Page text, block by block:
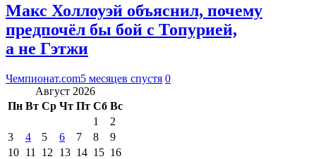
Макс Холлоуэй объяснил, почему
предпочёл бы бой с Топурией,
а не Гэтжи
Чемпионат.com5 месяцев спустя 0
Август 2026
Пн Вт Ср Чт Пт Сб Вс
1
2
3
4 5 6 7 8
9
10 11 12 13 14 15 16